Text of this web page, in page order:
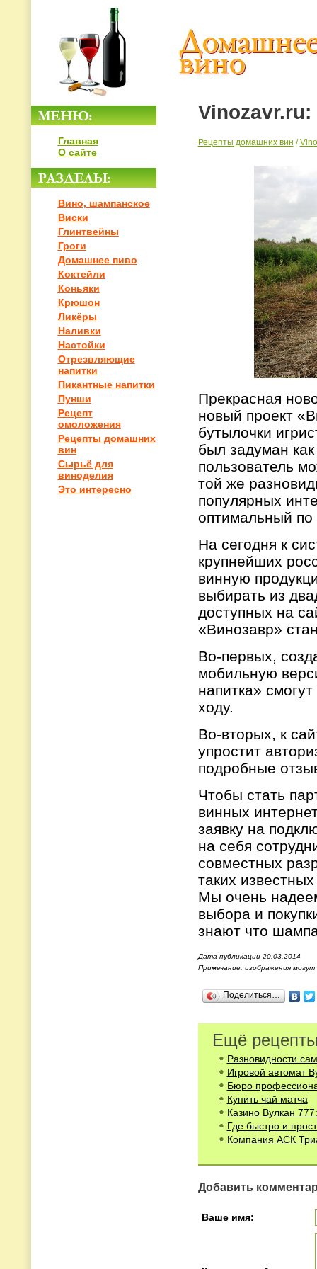
Главная
О сайте
Вино, шампанское
Виски
Глинтвейны
Гроги
Домашнее пиво
Коктейли
Коньяки
Крюшон
Ликёры
Наливки
Настойки
Отрезвляющие
напитки
Пикантные напитки
Пунши
Рецепт
омоложения
Рецепты домашних
вин
Сырьё для
виноделия
Это интересно
Рецепты домашних вин /
Прекрасная
новый проект
бутылочки
был задуман
пользователь
той же
популярных
оптимальный по
На сегодня к
крупнейших
винную
выбирать из
доступных на
«Винозавр»
Во-первых,
мобильную
напитка»
ходу.
Во-вторых, к
упростит
подробные
Чтобы стать
винных
заявку на
на себя
совместных
таких
Мы очень
выбора и
знают что
Дата публикации 20.03.2014
Примечание: изображения
Поделиться…
Ещё
Разновидности
Игровой автомат
Бюро
Купить чай матча
Казино Вулкан
Где быстро и
Компания АСК
Добавить
Ваше имя: